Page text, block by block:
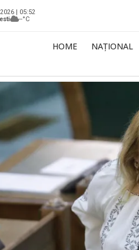
| 05:52
--°C
HOME NAȚIONAL